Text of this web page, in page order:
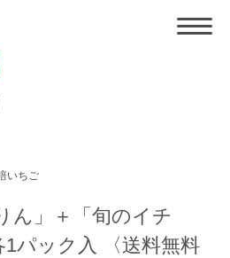
いちご
ん」＋「旬のイチ
1パック入 〈送料無料